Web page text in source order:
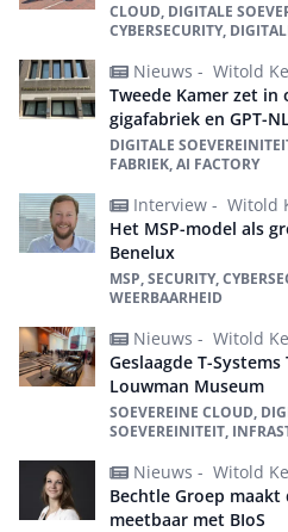
CLOUD, DIGITALE
CYBERSECURITY,
Nieuws - Witold
Tweede Kamer zet in
gigafabriek en GPT-
DIGITALE
FABRIEK, AI FACTORY
Interview - Witold
Het MSP-model als
Benelux
MSP, SECURITY,
WEERBAARHEID
Nieuws - Witold
Geslaagde T-
Louwman Museum
SOEVEREINE CLOUD,
SOEVEREINITEIT,
Nieuws - Witold
Bechtle Groep
meetbaar met BIoS